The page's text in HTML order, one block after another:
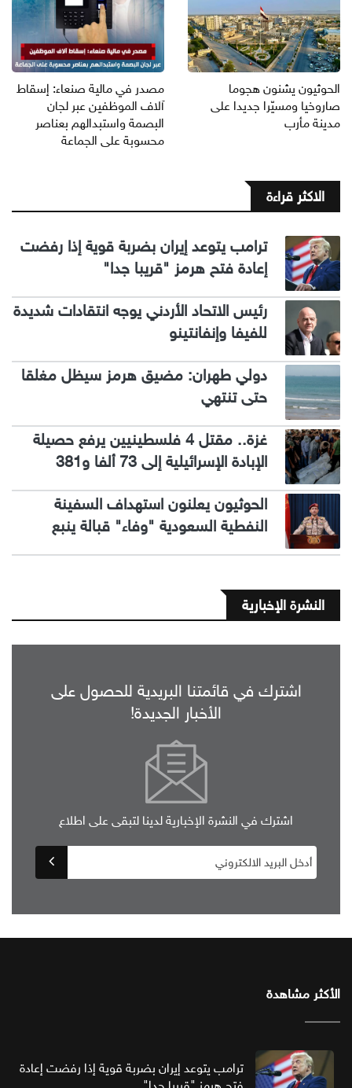
الحوثيون يشنون هجوما
صاروخيا ومسيّرا جديدا على
مدينة مأرب
مصدر في مالية صنعاء: إسقاط
آلاف الموظفين عبر لجان
البصمة واستبدالهم بعناصر
محسوبة على الجماعة
الاكثر قراءة
ترامب يتوعد إيران بضربة قوية إذا رفضت
إعادة فتح هرمز "قريبا جدا"
رئيس الاتحاد الأردني يوجه انتقادات شديدة
للفيفا وإنفانتينو
دولي طهران: مضيق هرمز سيظل مغلقا
حتى تنتهي
غزة.. مقتل 4 فلسطينيين يرفع حصيلة
الإبادة الإسرائيلية إلى 73 ألفا و381
الحوثيون يعلنون استهداف السفينة
النفطية السعودية "وفاء" قبالة ينبع
النشرة الإخبارية
اشترك في قائمتنا البريدية للحصول على
الأخبار الجديدة!
اشترك في النشرة الإخبارية لدينا لتبقى على اطلاع
الأكثر مشاهدة
ترامب يتوعد إيران بضربة قوية إذا رفضت إعادة